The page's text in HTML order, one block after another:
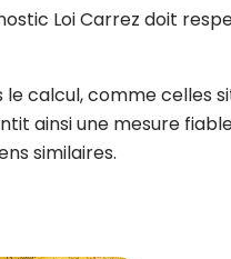
Loi Carrez doit
calcul, comme celles
ainsi une mesure
similaires.